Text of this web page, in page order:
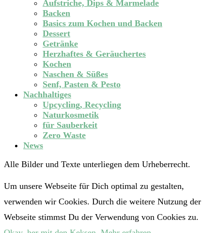
Aufstriche, Dips & Marmelade
Backen
Basics zum Kochen und Backen
Dessert
Getränke
Herzhaftes & Geräuchertes
Kochen
Naschen & Süßes
Senf, Pasten & Pesto
Nachhaltiges
Upcycling, Recycling
Naturkosmetik
für Sauberkeit
Zero Waste
News
Alle Bilder und Texte unterliegen dem Urheberrecht.
Um unsere Webseite für Dich optimal zu gestalten,
verwenden wir Cookies. Durch die weitere Nutzung der
Webseite stimmst Du der Verwendung von Cookies zu.